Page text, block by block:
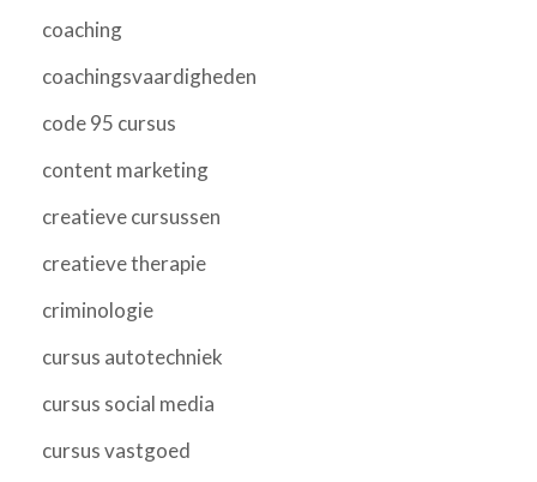
coaching
coachingsvaardigheden
code 95 cursus
content marketing
creatieve cursussen
creatieve therapie
criminologie
cursus autotechniek
cursus social media
cursus vastgoed